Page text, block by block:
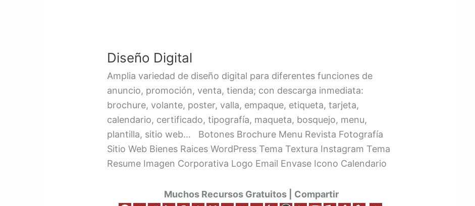
Diseño Digital
Amplia variedad de diseño digital para diferentes funciones de
anuncio, promoción, venta, tienda; con descarga inmediata:
brochure, volante, poster, valla, empaque, etiqueta, tarjeta,
calendario, certificado, tipografía, maqueta, bosquejo, menu,
plantilla, sitio web… Botones Brochure Menu Revista Fotografía
Sitio Web Bienes Raices WordPress Tema Textura Instagram Tema
Resume Imagen Corporativa Logo Email Envase Icono Calendario
Muchos Recursos Gratuitos | Compartir